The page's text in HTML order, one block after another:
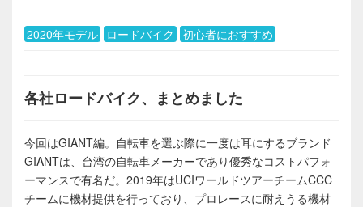
2020年モデル ロードバイク 初心者におすすめ
各社ロードバイク、まとめました
今回はGIANT編。自転車を選ぶ際に一度は耳にするブランド
GIANTは、台湾の自転車メーカーであり優秀なコストパフォ
ーマンスで有名だ。2019年はUCIワールドツアーチームCCC
チームに機材提供を行っており、プロレースに耐えうる機材